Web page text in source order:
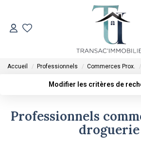
ACCUEIL
ESTIMATION
Accueil Professionnels Commerces Prox.
Modifier les critères de
Type de bien
Surface
Professionnels
droguerie